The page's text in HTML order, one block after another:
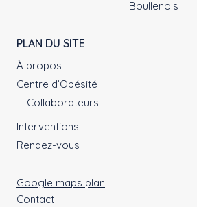
PLAN DU SITE
À propos
Centre d’Obésité
Collaborateurs
Interventions
Rendez-vous
Google maps plan
Contact